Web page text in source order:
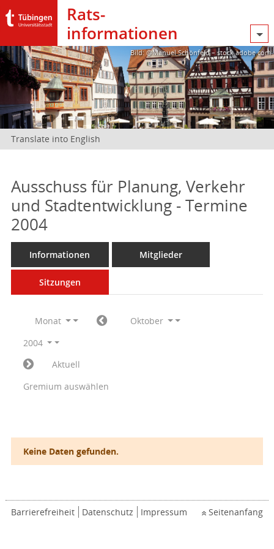
Rats­
informationen
Bild: @Manuel Schönfeld – stock.adobe.com
Translate into English
Ausschuss für Planung, Verkehr
und Stadtentwicklung - Termine
2004
Informationen Mitglieder
Sitzungen
Monat
Oktober
2004
Aktuell
Gremium auswählen
Keine Daten gefunden.
Barrierefreiheit Datenschutz Impressum Seitenanfang